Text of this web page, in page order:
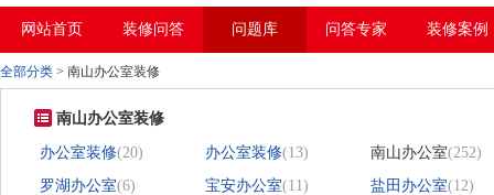
网站首页 装修问答 问题库 问答专家 装修案例
全部分类 > 南山办公室装修
南山办公室装修
办公室装修(20) 办公室装修(13) 南山办公室(252)
罗湖办公室(6) 宝安办公室(11) 盐田办公室(12)